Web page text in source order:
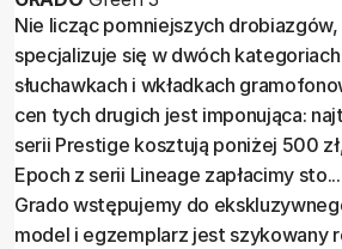
Nie licząc pomniejszych
specjalizuje się w dwóch
słuchawkach i wkładkach
cen tych drugich jest imponująca:
serii Prestige kosztują poniżej 500
Epoch z serii Lineage zapłacimy
Grado wstępujemy do
model i egzemplarz jest szykowany